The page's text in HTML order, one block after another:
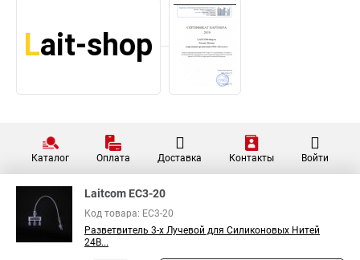
Каталог Оплата Доставка Контакты Войти
Laitcom EC3-20
Код товара: EC3-20
Разветвитель 3-х Лучевой для Силиконовых Нитей
24В...